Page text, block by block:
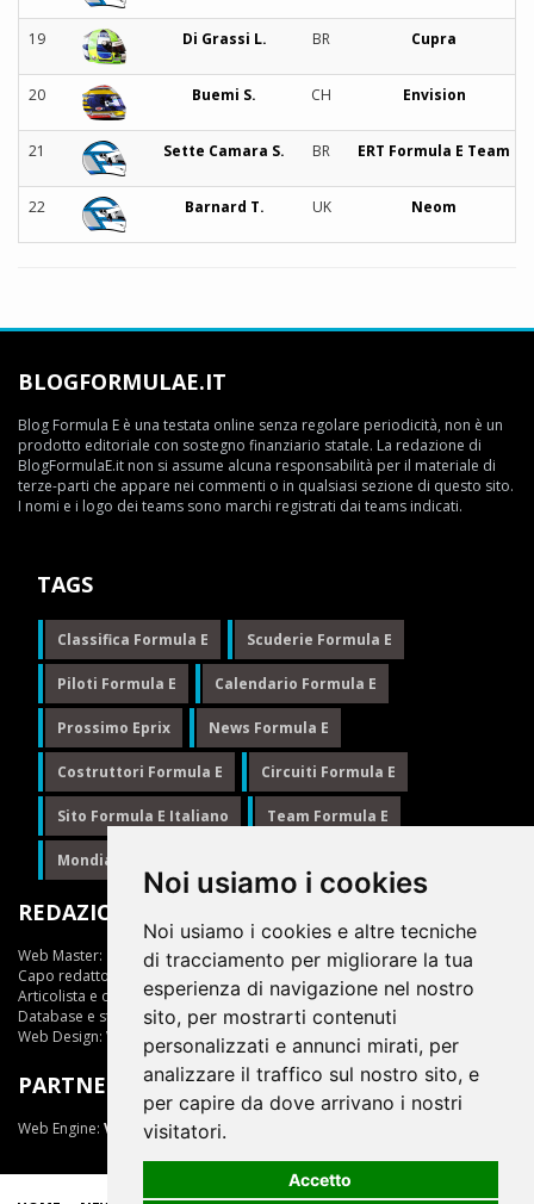
Noi usiamo i cookies
Noi usiamo i cookies e altre tecniche
di tracciamento per migliorare la tua
esperienza di navigazione nel nostro
sito, per mostrarti contenuti
personalizzati e annunci mirati, per
analizzare il traffico sul nostro sito, e
per capire da dove arrivano i nostri
visitatori.
Accetto
19 Di Grassi L. BR Cupra
20 Buemi S. CH Envision
21 Sette Camara S. BR ERT Formula E Team
22 Barnard T. UK Neom
BLOGFORMULAE.IT
Blog Formula E è una testata online senza regolare periodicità, non è un
prodotto editoriale con sostegno finanziario statale. La redazione di
BlogFormulaE.it non si assume alcuna responsabilità per il materiale di
terze-parti che appare nei commenti o in qualsiasi sezione di questo sito.
I nomi e i logo dei teams sono marchi registrati dai teams indicati.
TAGS
Classifica Formula E Scuderie Formula E
Piloti Formula E Calendario Formula E
Prossimo Eprix News Formula E
Costruttori Formula E Circuiti Formula E
Sito Formula E Italiano Team Formula E
Mondiale Formula E
REDAZIONE
Web Master:
Ing.Daniele Muscarella
Capo redattore:
Articolista e opinionista:Giuseppe Cianci
Database e statistiche:Marcella Toschi
Web Design: Vittorio Arena
PARTNER
Web Engine: ViDa 3.0